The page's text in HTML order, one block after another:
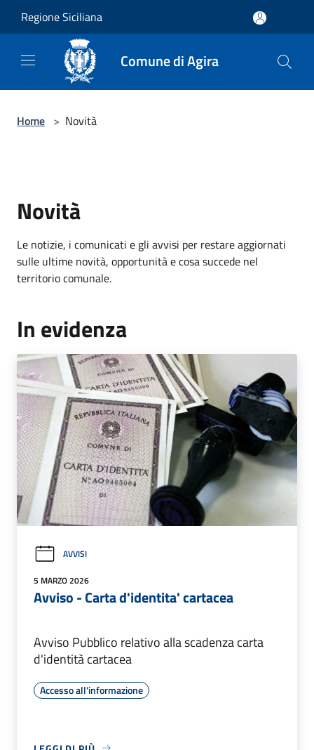
Regione Siciliana
Comune di Agira
Home > Novità
Novità
Le notizie, i comunicati e gli avvisi per restare aggiornati
sulle ultime novità, opportunità e cosa succede nel
territorio comunale.
In evidenza
AVVISI
5 MARZO 2026
Avviso - Carta d'identita' cartacea
Avviso Pubblico relativo alla scadenza carta
d'identità cartacea
Accesso all'informazione